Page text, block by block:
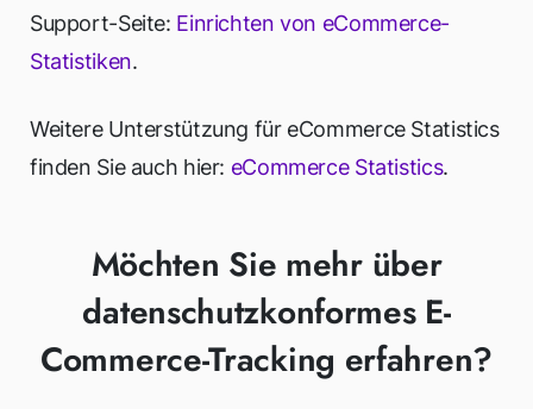
Support-Seite: Einrichten von eCommerce-
Statistiken.
Weitere Unterstützung für eCommerce Statistics
finden Sie auch hier: eCommerce Statistics.
Möchten Sie mehr über
datenschutzkonformes E-
Commerce-Tracking erfahren?